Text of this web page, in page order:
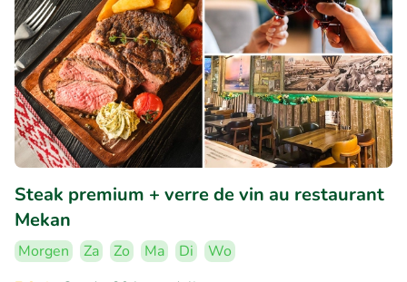
Steak premium + verre de vin au restaurant
Mekan
Morgen Za Zo Ma Di
Wo